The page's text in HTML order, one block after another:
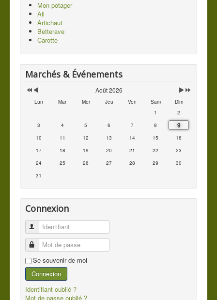
Mon potager
Ail
Artichaut
Betterave
Carotte
Marchés & Événements
Août 2026
Lun Mar Mer Jeu Ven Sam
Dim
1
2
3
4 5 6 7 8 9
10 11 12 13 14 15
16
17
18 19 20 21 22
23
24
25 26 27 28 29
30
31
Connexion
Identifiant
Mot de passe
Se souvenir de moi
Connexion
Identifiant oublié ?
Mot de passe oublié ?